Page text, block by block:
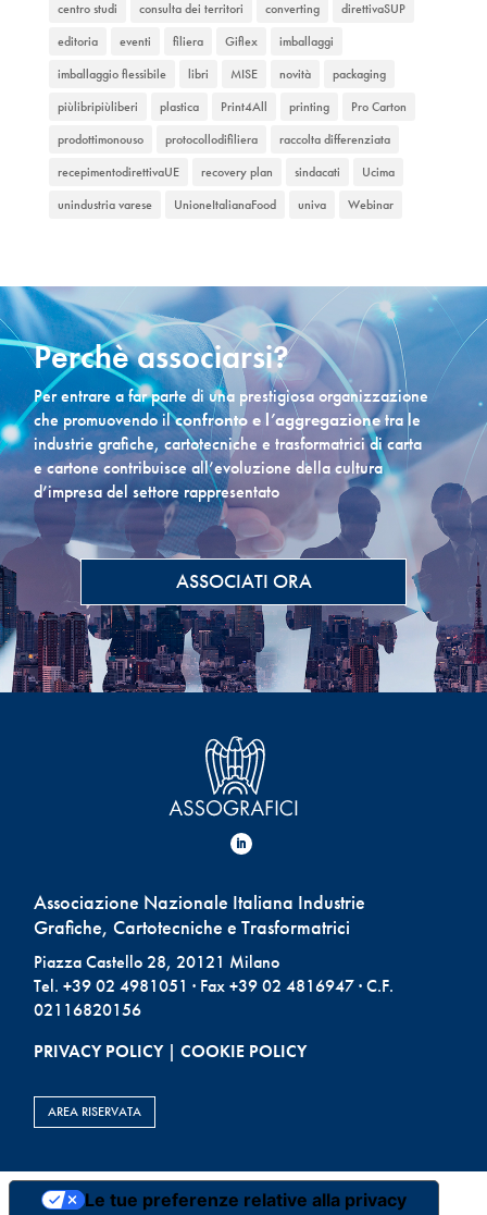
centro studi
consulta dei territori converting
direttivaSUP
editoria
eventi filiera Giflex
imballaggi
imballaggio flessibile
libri MISE novità
packaging
piùlibripiùliberi
plastica Print4All printing
Pro Carton
prodottimonouso
protocollodifiliera
raccolta differenziata
recepimentodirettivaUE
recovery plan sindacati
Ucima
unindustria varese
UnioneItalianaFood univa Webinar
Perchè associarsi?
Per entrare a far parte di una prestigiosa organizzazione
che promuovendo ilconfronto e l’aggregazionetra le
industrie grafiche, cartotecniche e trasformatrici di carta
e cartone contribuisce all’evoluzione della cultura
d’impresa del settore rappresentato
ASSOCIATI ORA
Associazione Nazionale Italiana Industrie
Grafiche, Cartotecniche e Trasformatrici
Piazza Castello 28, 20121 Milano
Tel. +39 02 4981051 · Fax +39 02 4816947 · C.F.
02116820156
PRIVACY POLICY|COOKIE POLICY
AREA RISERVATA
Le tue preferenze relative alla privacy